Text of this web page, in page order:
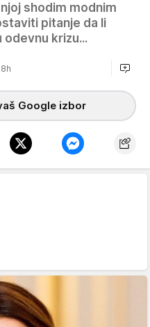
shodim modnim
pitanje da li
odevnu krizu...
Google izbor